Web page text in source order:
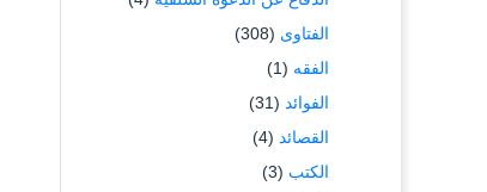
الفتاوى (308)
الفقه (1)
الفوائد (31)
القصائد (4)
الكتب (3)